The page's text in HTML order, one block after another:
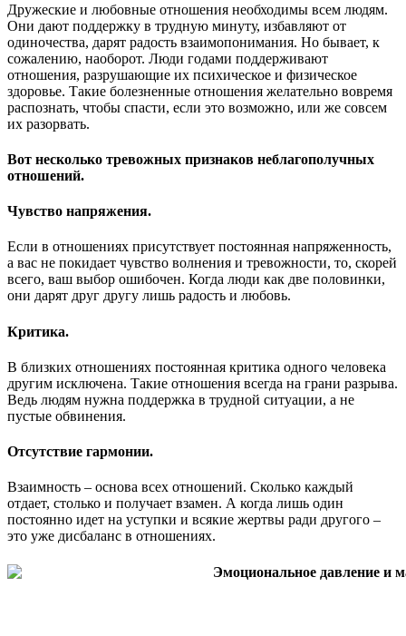
Дружеские и любовные отношения необходимы всем людям.
Они дают поддержку в трудную минуту, избавляют от
одиночества, дарят радость взаимопонимания. Но бывает, к
сожалению, наоборот. Люди годами поддерживают
отношения, разрушающие их психическое и физическое
здоровье. Такие болезненные отношения желательно вовремя
распознать, чтобы спасти, если это возможно, или же совсем
их разорвать.
Вот несколько тревожных признаков неблагополучных
отношений.
Чувство напряжения.
Если в отношениях присутствует постоянная напряженность,
а вас не покидает чувство волнения и тревожности, то, скорей
всего, ваш выбор ошибочен. Когда люди как две половинки,
они дарят друг другу лишь радость и любовь.
Критика.
В близких отношениях постоянная критика одного человека
другим исключена. Такие отношения всегда на грани разрыва.
Ведь людям нужна поддержка в трудной ситуации, а не
пустые обвинения.
Отсутствие гармонии.
Взаимность – основа всех отношений. Сколько каждый
отдает, столько и получает взамен. А когда лишь один
постоянно идет на уступки и всякие жертвы ради другого –
это уже дисбаланс в отношениях.